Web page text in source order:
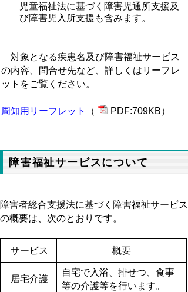
児童福祉法に基づく障害児通所支援及
び障害児入所支援も含みます。
対象となる疾患名及び障害福祉サービス
の内容、問合せ先など、詳しくはリーフレ
ットをご覧ください。
周知用リーフレット （ PDF:709KB）
障害福祉サービスについて
障害者総合支援法に基づく障害福祉サービス
の概要は、次のとおりです。
サービス 概要
居宅介護
自宅で入浴、排せつ、食事
等の介護等を行います。